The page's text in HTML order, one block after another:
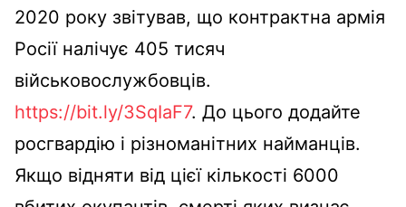
2020 року звітував, що контрактна армія
Росії налічує 405 тисяч
військовослужбовців.
https://bit.ly/3SqIaF7. До цього додайте
росгвардію і різноманітних найманців.
Якщо відняти від цієї кількості 6000